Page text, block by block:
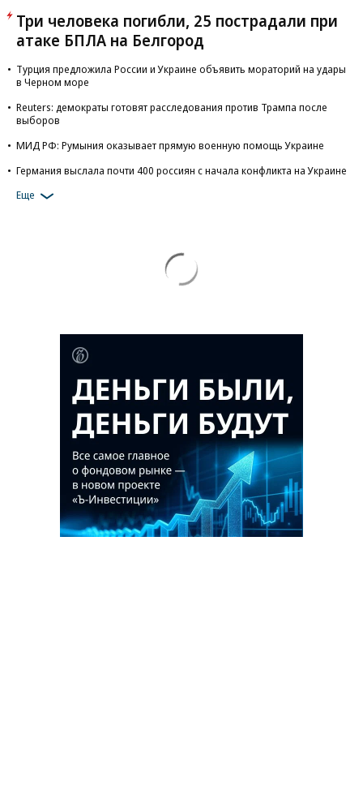
Три человека погибли, 25 пострадали при
атаке БПЛА на Белгород
Турция предложила России и Украине объявить мораторий на удары
в Черном море
Reuters: демократы готовят расследования против Трампа после
выборов
МИД РФ: Румыния оказывает прямую военную помощь Украине
Германия выслала почти 400 россиян с начала конфликта на Украине
Еще